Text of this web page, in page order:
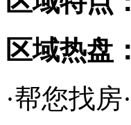
区域热盘：
·帮您找房·